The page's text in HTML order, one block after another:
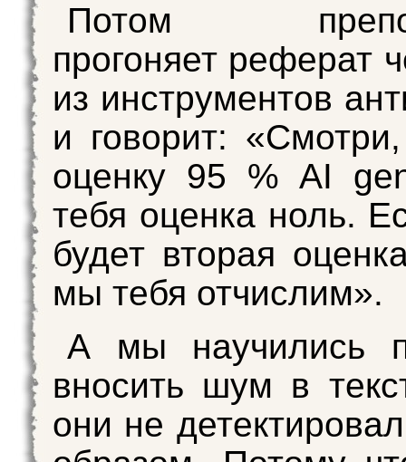
Потом
прогоняет реферат
из инструментов
и говорит:
оценку 95 % AI
тебя оценка ноль.
будет вторая
мы тебя отчислим».
А мы научились
вносить шум в
они не